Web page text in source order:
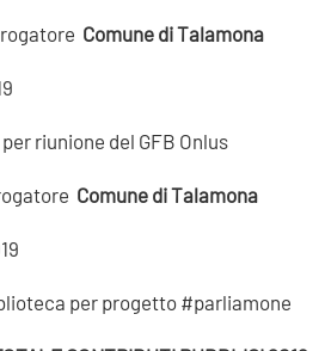
Comune di Talamona
riunione del GFB Onlus
Comune di Talamona
per progetto #parliamone